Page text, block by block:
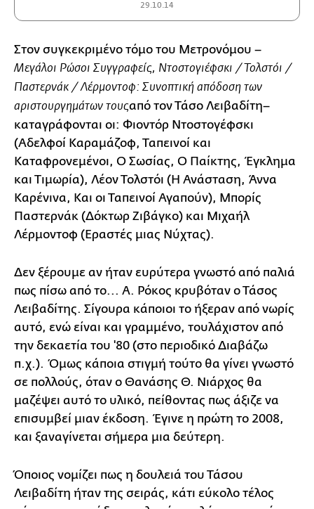
29.10.14
Στον συγκεκριμένο τόμο του Μετρονόμου –
Μεγάλοι Ρώσοι Συγγραφείς, Ντοστογιέφσκι / Τολστόι /
Παστερνάκ / Λέρμοντοφ: Συνοπτική απόδοση των
αριστουργημάτων τουςαπό τον Τάσο Λειβαδίτη–
καταγράφονται οι: Φιοντόρ Ντοστογέφσκι
(Αδελφοί Καραμάζοφ, Ταπεινοί και
Καταφρονεμένοι, Ο Σωσίας, Ο Παίκτης, Έγκλημα
και Τιμωρία), Λέον Τολστόι (Η Ανάσταση, Άννα
Καρένινα, Και οι Ταπεινοί Αγαπούν), Μπορίς
Παστερνάκ (Δόκτωρ Ζιβάγκο) και Μιχαήλ
Λέρμοντοφ (Εραστές μιας Νύχτας).
Δεν ξέρουμε αν ήταν ευρύτερα γνωστό από παλιά
πως πίσω από το... Α. Ρόκος κρυβόταν ο Τάσος
Λειβαδίτης. Σίγουρα κάποιοι το ήξεραν από νωρίς
αυτό, ενώ είναι και γραμμένο, τουλάχιστον από
την δεκαετία του '80 (στο περιοδικό Διαβάζω
π.χ.). Όμως κάποια στιγμή τούτο θα γίνει γνωστό
σε πολλούς, όταν ο Θανάσης Θ. Νιάρχος θα
μαζέψει αυτό το υλικό, πείθοντας πως άξιζε να
επισυμβεί μιαν έκδοση. Έγινε η πρώτη το 2008,
και ξαναγίνεται σήμερα μια δεύτερη.
Όποιος νομίζει πως η δουλειά του Τάσου
Λειβαδίτη ήταν της σειράς, κάτι εύκολο τέλος